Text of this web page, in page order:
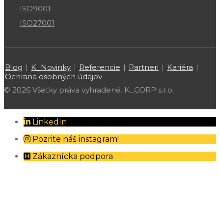
ISO9001
ISO27001
Blog | K_Novinky | Referencie | Partneri | Kariéra |
Ochrana osobných údajov
© 2026 Všetky práva vyhradené. K_CORP s.r.o.
LinkedIn
Pozrite náš instagram!
Zákaznícka podpora